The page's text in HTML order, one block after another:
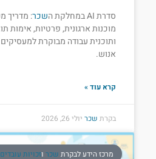
סדרת AI במחלקת ה שכר: מדריך
מוכנות ארגונית, פרטיות, אימות
ותוכנית עבודה מבוקרת
אנוש.
קרא עוד »
בקרתשכריולי 26, 2026
מרכז הידע לבקרתשכרו זכויות עובדים